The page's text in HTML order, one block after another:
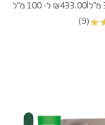
| ₪433.00 ל- 100 מ"ל
★
(9)